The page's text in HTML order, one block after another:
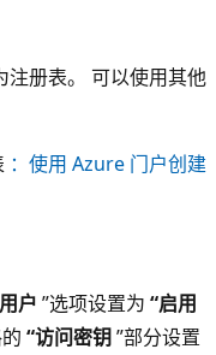
册表。 可以使用其他
：使用 Azure 门户创建
户 ”选项设置为 “启用
“访问密钥”部分设置